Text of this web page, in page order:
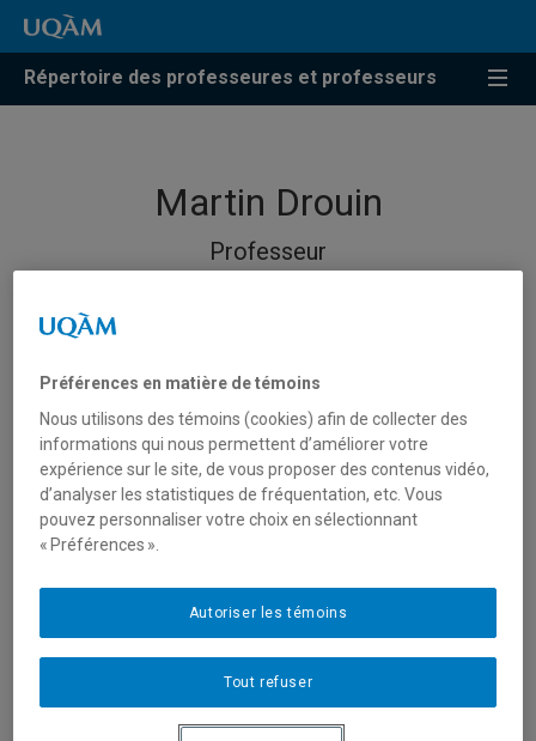
Répertoire des professeures et professeurs
Martin Drouin
Professeur
Préférences en matière de témoins
Nous utilisons des témoins (cookies) afin de collecter des
informations qui nous permettent d’améliorer votre
expérience sur le site, de vous proposer des contenus vidéo,
d’analyser les statistiques de fréquentation, etc. Vous
pouvez personnaliser votre choix en sélectionnant
« Préférences ».
Tout refuser
Autoriser les témoins